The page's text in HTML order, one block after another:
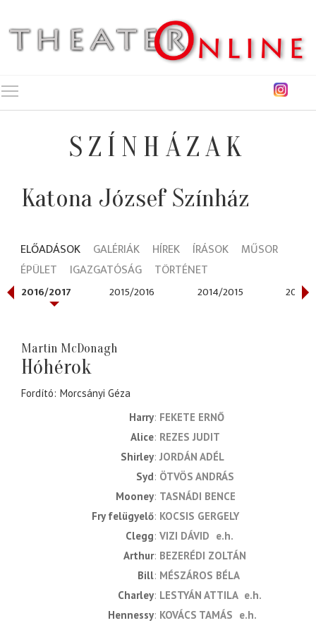
SZÍNHÁZAK
Katona József Színház
ELŐADÁSOK GALÉRIÁK HÍREK ÍRÁSOK
MŰSOR
ÉPÜLET
IGAZGATÓSÁG TÖRTÉNET
2016/2017 2015/2016 2014/2015 2013/
Martin McDonagh
Hóhérok
Fordító Morcsányi Géza
Harry FEKETE ERNŐ
Alice REZES JUDIT
Shirley JORDÁN ADÉL
Syd ÖTVÖS ANDRÁS
Mooney TASNÁDI BENCE
Fry felügyelő KOCSIS GERGELY
Clegg VIZI DÁVID e.h.
Arthur BEZERÉDI ZOLTÁN
Bill MÉSZÁROS BÉLA
Charley LESTYÁN ATTILA e.h.
Hennessy KOVÁCS TAMÁS e.h.